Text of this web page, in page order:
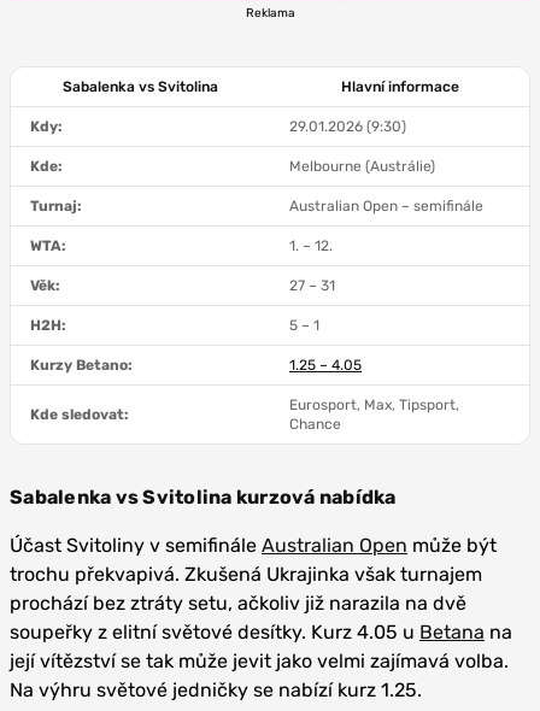
Reklama
Sabalenka vs Svitolina Hlavní informace
Kdy: 29.01.2026 (9:30)
Kde: Melbourne (Austrálie)
Turnaj: Australian Open – semifinále
WTA: 1. – 12.
Věk: 27 – 31
H2H: 5 – 1
Kurzy Betano: 1.25 – 4.05
Kde sledovat:
Eurosport, Max, Tipsport,
Chance
Sabalenka vs Svitolina kurzová nabídka
Účast Svitoliny v semifinále Australian Open může být
trochu překvapivá. Zkušená Ukrajinka však turnajem
prochází bez ztráty setu, ačkoliv již narazila na dvě
soupeřky z elitní světové desítky. Kurz 4.05 u Betana na
její vítězství se tak může jevit jako velmi zajímavá volba.
Na výhru světové jedničky se nabízí kurz 1.25.